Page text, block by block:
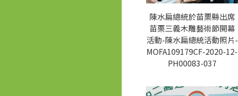
陳水扁總統於苗栗縣出席
苗栗三義木雕藝術節開幕
活動-陳水扁總統活動照片-
MOFA109179CF-2020-12-
PH00083-037